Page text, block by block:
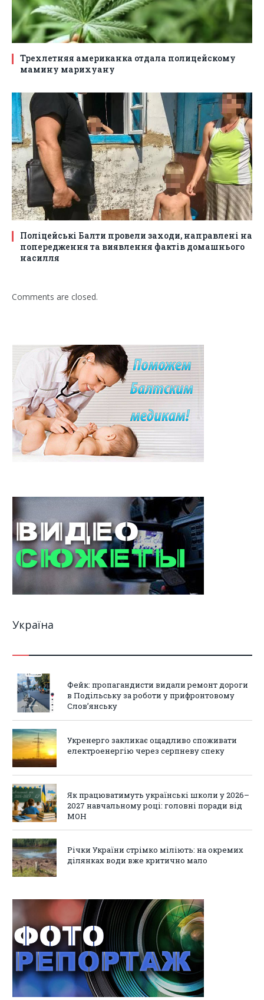
Трехлетняя американка отдала полицейскому
мамину марихуану
Поліцейські Балти провели заходи, направлені на
попередження та виявлення фактів домашнього
насилля
Comments are closed.
Україна
Фейк: пропагандисти видали ремонт дороги
в Подільську за роботи у прифронтовому
Слов’янську
Укренерго закликає ощадливо споживати
електроенергію через серпневу спеку
Як працюватимуть українські школи у 2026–
2027 навчальному році: головні поради від
МОН
Річки України стрімко міліють: на окремих
ділянках води вже критично мало